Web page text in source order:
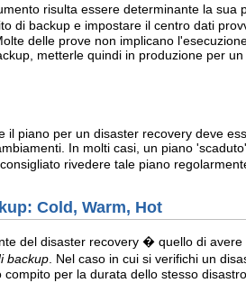
risulta essere determinante la
di backup e impostare il centro dati
delle prove non implicano
metterle quindi in produzione per
il piano per un disaster recovery deve
In molti casi, un piano
rivedere tale piano
Cold, Warm, Hot
del disaster recovery � quello di
backup . Nel caso in cui si verifichi un
per la durata dello stesso disastro.